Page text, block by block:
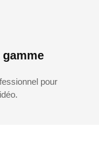
pour